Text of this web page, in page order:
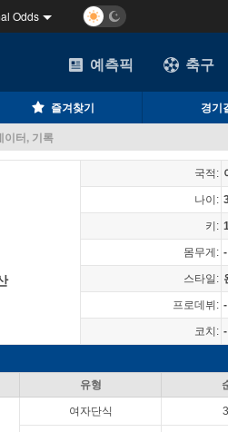
Odds
예측픽 축구
즐겨찾기
경기
이터, 기록
국적:
나이:
키:
몸무게: -
스타일:
프로데뷔: -
코치: -
유형
여자단식